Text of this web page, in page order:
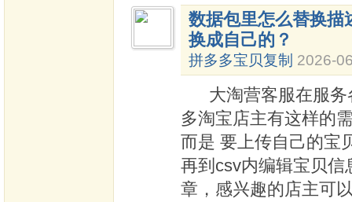
数据包里怎么替换
换成自己的？
拼多多宝贝复制 2026-
大淘营客服在服务
多淘宝店主有这样的
而是 要上传自己的宝
再到csv内编辑宝贝
章，感兴趣的店主可